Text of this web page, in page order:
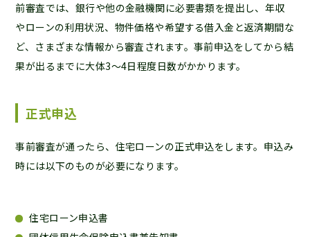
前審査では、銀行や他の金融機関に必要書類を提出し、年収
やローンの利用状況、物件価格や希望する借入金と返済期間な
ど、さまざまな情報から審査されます。事前申込をしてから結
果が出るまでに大体3〜4日程度日数がかかります。
正式申込
事前審査が通ったら、住宅ローンの正式申込をします。申込み
時には以下のものが必要になります。
住宅ローン申込書